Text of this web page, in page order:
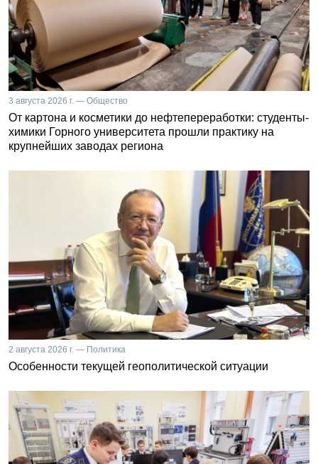
3 августа 2026 г. — Общество
От картона и косметики до нефтепереработки: студенты-
химики Горного университета прошли практику на
крупнейших заводах региона
2 августа 2026 г. — Политика
Особенности текущей геополитической ситуации